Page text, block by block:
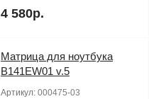
4 580р.
Матрица для ноутбука
B141EW01 v.5
Артикул: 000475-03